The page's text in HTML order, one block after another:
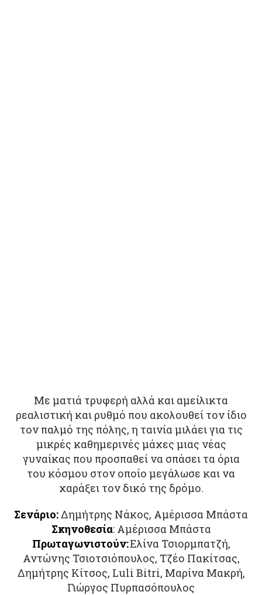
Με ματιά τρυφερή αλλά και αμείλικτα
ρεαλιστική και ρυθμό που ακολουθεί τον ίδιο
τον παλμό της πόλης, η ταινία μιλάει για τις
μικρές καθημερινές μάχες μιας νέας
γυναίκας που προσπαθεί να σπάσει τα όρια
του κόσμου στον οποίο μεγάλωσε και να
χαράξει τον δικό της δρόμο.
Σενάριο:Δημήτρης Νάκος, Αμέρισσα Μπάστα
Σκηνοθεσία: Αμέρισσα Μπάστα
Πρωταγωνιστούν:Ελίνα Τσιορμπατζή,
Αντώνης Τσιοτσιόπουλος, Τζέο Πακίτσας,
Δημήτρης Κίτσος, Luli Bitri, Μαρίνα Μακρή,
Γιώργος Πυρπασόπουλος